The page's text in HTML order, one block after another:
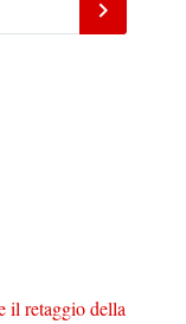
il retaggio della